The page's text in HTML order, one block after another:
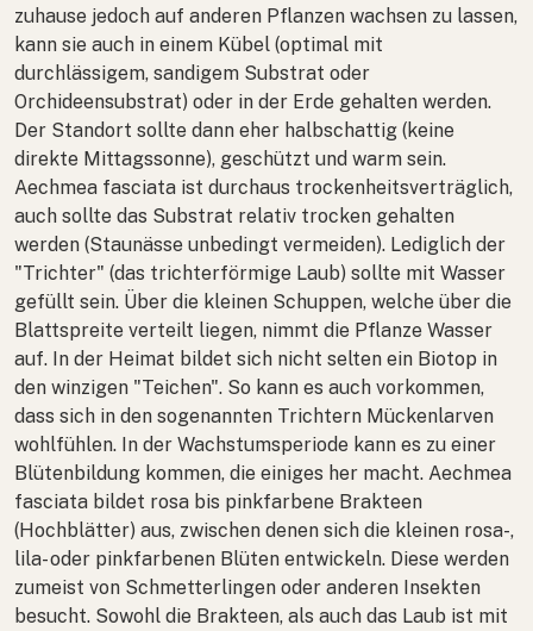
zuhause jedoch auf anderen Pflanzen wachsen zu lassen,
kann sie auch in einem Kübel (optimal mit
durchlässigem, sandigem Substrat oder
Orchideensubstrat) oder in der Erde gehalten werden.
Der Standort sollte dann eher halbschattig (keine
direkte Mittagssonne), geschützt und warm sein.
Aechmea fasciata ist durchaus trockenheitsverträglich,
auch sollte das Substrat relativ trocken gehalten
werden (Staunässe unbedingt vermeiden). Lediglich der
"Trichter" (das trichterförmige Laub) sollte mit Wasser
gefüllt sein. Über die kleinen Schuppen, welche über die
Blattspreite verteilt liegen, nimmt die Pflanze Wasser
auf. In der Heimat bildet sich nicht selten ein Biotop in
den winzigen "Teichen". So kann es auch vorkommen,
dass sich in den sogenannten Trichtern Mückenlarven
wohlfühlen. In der Wachstumsperiode kann es zu einer
Blütenbildung kommen, die einiges her macht. Aechmea
fasciata bildet rosa bis pinkfarbene Brakteen
(Hochblätter) aus, zwischen denen sich die kleinen rosa-,
lila- oder pinkfarbenen Blüten entwickeln. Diese werden
zumeist von Schmetterlingen oder anderen Insekten
besucht. Sowohl die Brakteen, als auch das Laub ist mit